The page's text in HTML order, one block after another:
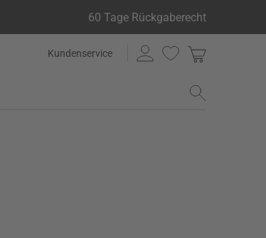
60 Tage Rückgaberecht
Kundenservice